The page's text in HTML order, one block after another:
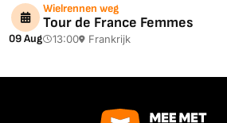
09 Aug
Wielrennen weg
Tour de France Femmes
13:00 Frankrijk